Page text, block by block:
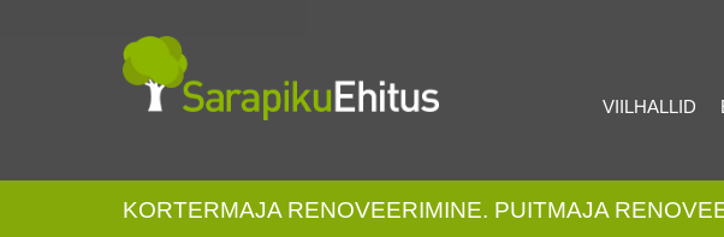
VIILHALLID
KORTERMAJA RENOVEERIMINE. PUITMAJA